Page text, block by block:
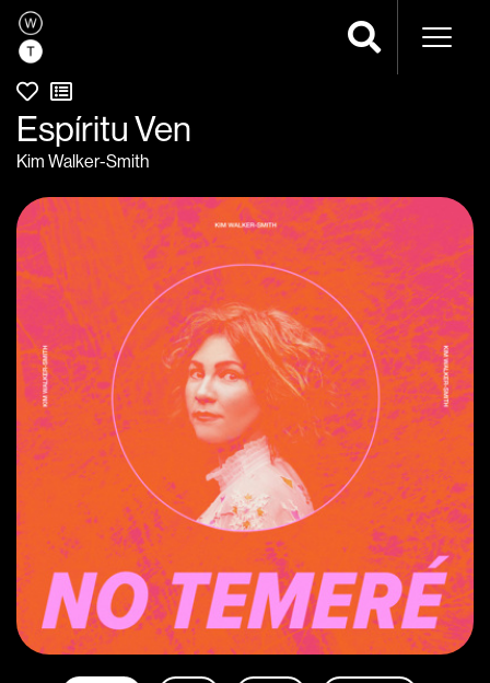
Espíritu Ven
Kim Walker-Smith